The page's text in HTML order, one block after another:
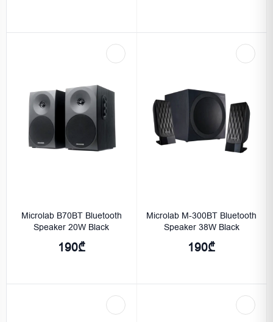
Microlab B70BT Bluetooth
Speaker 20W Black
190₾
Microlab M-300BT Bluetooth
Speaker 38W Black
190₾